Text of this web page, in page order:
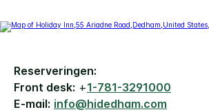
Reserveringen:
Front desk: +1-781-3291000
E-mail: info@hidedham.com